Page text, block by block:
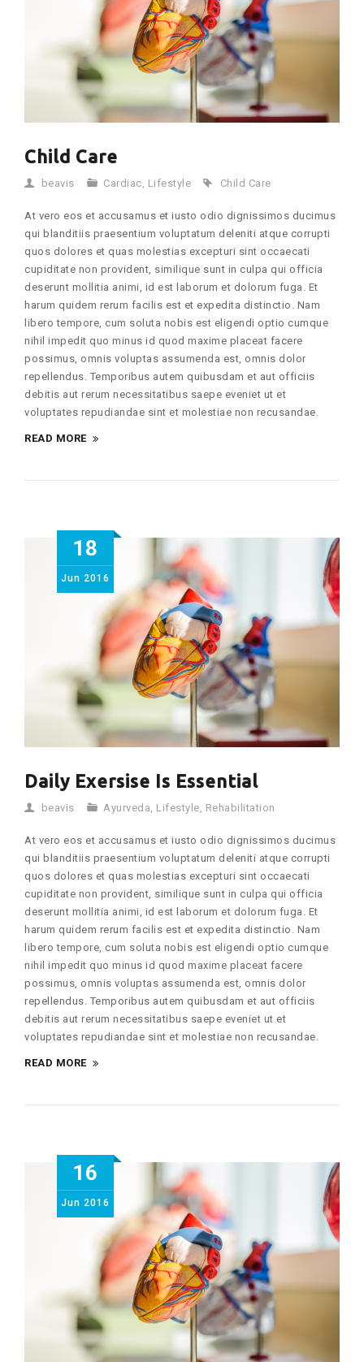
Child Care
beavis Cardiac Lifestyle Child Care
At vero eos et accusamus et iusto odio dignissimos ducimus
qui blanditiis praesentium voluptatum deleniti atque corrupti
quos dolores et quas molestias excepturi sint occaecati
cupiditate non provident, similique sunt in culpa qui officia
deserunt mollitia animi, id est laborum et dolorum fuga. Et
harum quidem rerum facilis est et expedita distinctio. Nam
libero tempore, cum soluta nobis est eligendi optio cumque
nihil impedit quo minus id quod maxime placeat facere
possimus, omnis voluptas assumenda est, omnis dolor
repellendus. Temporibus autem quibusdam et aut officiis
debitis aut rerum necessitatibus saepe eveniet ut et
voluptates repudiandae sint et molestiae non recusandae.
READ MORE
18
Jun 2016
Daily Exersise Is Essential
beavis Ayurveda, Lifestyle, Rehabilitation
At vero eos et accusamus et iusto odio dignissimos ducimus
qui blanditiis praesentium voluptatum deleniti atque corrupti
quos dolores et quas molestias excepturi sint occaecati
cupiditate non provident, similique sunt in culpa qui officia
deserunt mollitia animi, id est laborum et dolorum fuga. Et
harum quidem rerum facilis est et expedita distinctio. Nam
libero tempore, cum soluta nobis est eligendi optio cumque
nihil impedit quo minus id quod maxime placeat facere
possimus, omnis voluptas assumenda est, omnis dolor
repellendus. Temporibus autem quibusdam et aut officiis
debitis aut rerum necessitatibus saepe eveniet ut et
voluptates repudiandae sint et molestiae non recusandae.
READ MORE
16
Jun 2016